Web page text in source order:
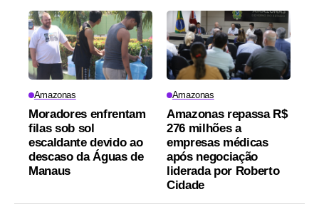
Amazonas
Moradores enfrentam
filas sob sol
escaldante devido ao
descaso da Águas de
Manaus
Amazonas
Amazonas repassa R$
276 milhões a
empresas médicas
após negociação
liderada por Roberto
Cidade